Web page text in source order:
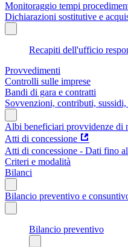
Monitoraggio tempi
Dichiarazioni sostitutive e
Recapiti dell'ufficio
Provvedimenti
Controlli sulle imprese
Bandi di gara e contratti
Sovvenzioni, contributi,
Albi beneficiari provvidenze di
Atti di concessione
Atti di concessione - Dati fino
Criteri e modalità
Bilanci
Bilancio preventivo e
Bilancio preventivo